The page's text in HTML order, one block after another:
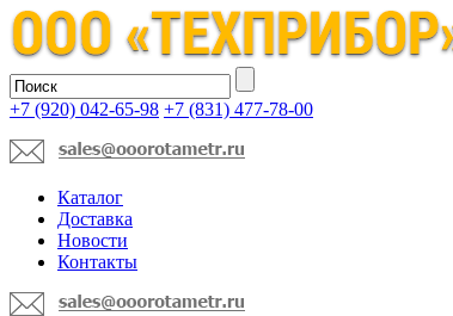
+7 (920) 042-65-98 +7 (831) 477-78-00
Каталог
Доставка
Новости
Контакты